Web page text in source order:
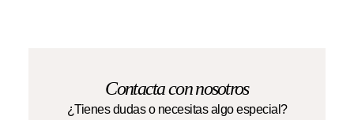
Contacta con nosotros
¿Tienes dudas o necesitas algo especial?